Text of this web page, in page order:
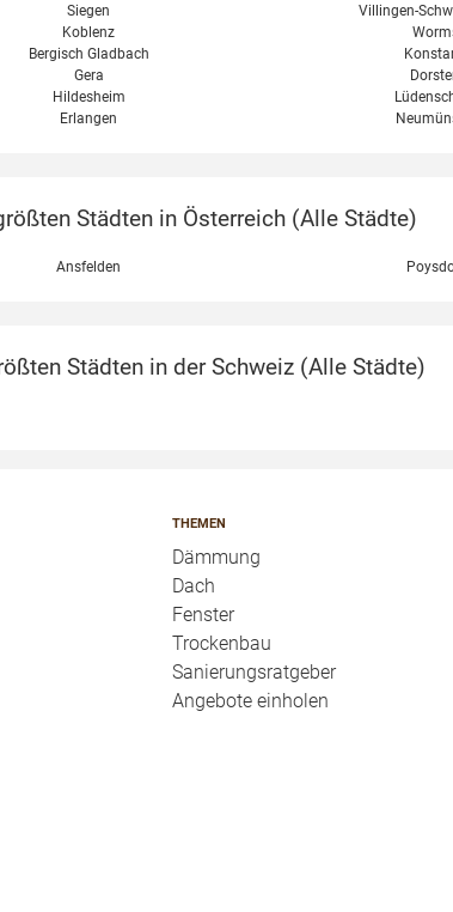
Siegen
Koblenz
Bergisch Gladbach
Gera
Hildesheim
Erlangen
Villingen-
Städten in Österreich (Alle Städte)
Ansfelden
Städten in der Schweiz (Alle Städte)
THEMEN
Dämmung
Dach
Fenster
Trockenbau
Sanierungsratgeber
Angebote einholen